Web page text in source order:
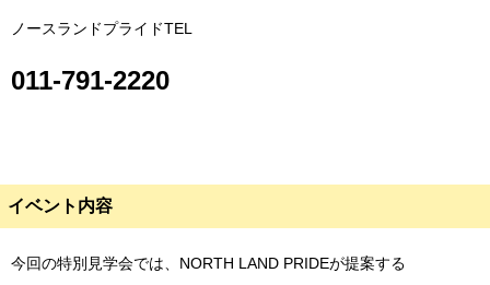
ノースランドプライドTEL
011-791-2220
イベント内容
今回の特別見学会では、NORTH LAND PRIDEが提案する